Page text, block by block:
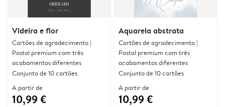
Videira e flor
Cartões de agradecimento |
Postal premium com três
acabamentos diferentes
Conjunto de 10 cartões
A partir de
10,99 €
Aquarela abstrata
Cartões de agradecimento |
Postal premium com três
acabamentos diferentes
Conjunto de 10 cartões
A partir de
10,99 €